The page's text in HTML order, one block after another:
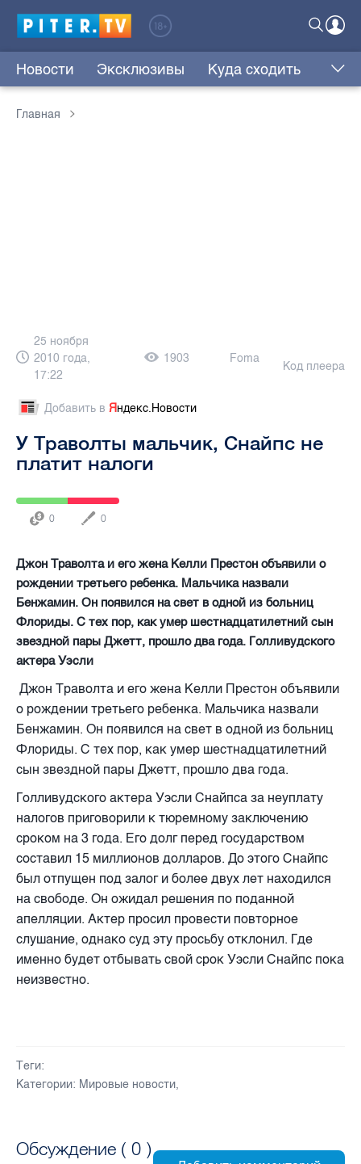
Новости Эксклюзивы Куда сходить
Главная
25 ноября
2010 года,
17:22
1903 Foma
Код плеера
Добавить в Яндекс.Новости
У Траволты мальчик, Снайпс не
платит налоги
0 0
Джон Траволта и его жена Келли Престон объявили о
рождении третьего ребенка. Мальчика назвали
Бенжамин. Он появился на свет в одной из больниц
Флориды. С тех пор, как умер шестнадцатилетний сын
звездной пары Джетт, прошло два года. Голливудского
актера Уэсли
Джон Траволта и его жена Келли Престон объявили
о рождении третьего ребенка. Мальчика назвали
Бенжамин. Он появился на свет в одной из больниц
Флориды. С тех пор, как умер шестнадцатилетний
сын звездной пары Джетт, прошло два года.
Голливудского актера Уэсли Снайпса за неуплату
налогов приговорили к тюремному заключению
сроком на 3 года. Его долг перед государством
составил 15 миллионов долларов. До этого Снайпс
был отпущен под залог и более двух лет находился
на свободе. Он ожидал решения по поданной
апелляции. Актер просил провести повторное
слушание, однако суд эту просьбу отклонил. Где
именно будет отбывать свой срок Уэсли Снайпс пока
неизвестно.
Теги:
Категории: Мировые новости,
Обсуждение ( 0 )